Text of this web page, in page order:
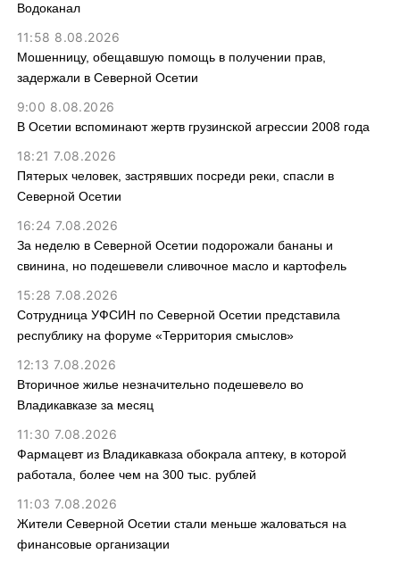
Водоканал
11:58 8.08.2026
Мошенницу, обещавшую помощь в получении прав,
задержали в Северной Осетии
9:00 8.08.2026
В Осетии вспоминают жертв грузинской агрессии 2008 года
18:21 7.08.2026
Пятерых человек, застрявших посреди реки, спасли в
Северной Осетии
16:24 7.08.2026
За неделю в Северной Осетии подорожали бананы и
свинина, но подешевели сливочное масло и картофель
15:28 7.08.2026
Сотрудница УФСИН по Северной Осетии представила
республику на форуме «Территория смыслов»
12:13 7.08.2026
Вторичное жилье незначительно подешевело во
Владикавказе за месяц
11:30 7.08.2026
Фармацевт из Владикавказа обокрала аптеку, в которой
работала, более чем на 300 тыс. рублей
11:03 7.08.2026
Жители Северной Осетии стали меньше жаловаться на
финансовые организации